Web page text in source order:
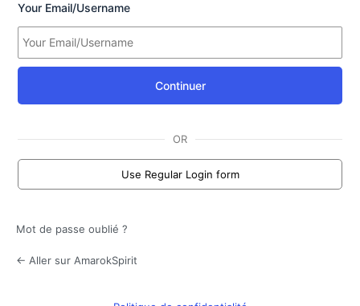
Your Email/Username
Continuer
OR
Use Regular Login form
Mot de passe oublié ?
← Aller sur AmarokSpirit